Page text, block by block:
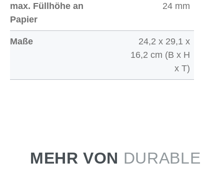
max. Füllhöhe an
Papier
24 mm
Maße
24,2 x 29,1 x
16,2 cm (B x H
x T)
MEHR VON DURABLE